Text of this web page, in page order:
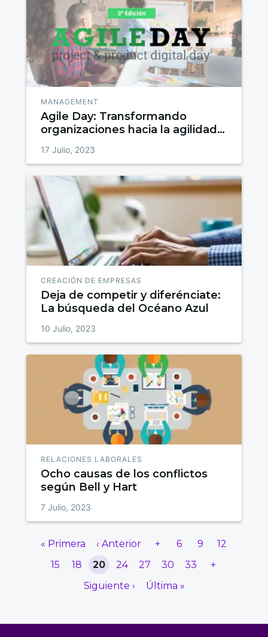
MANAGEMENT
Agile Day: Transformando
organizaciones hacia la agilidad
17 Julio, 2023
CREACIÓN DE EMPRESAS
Deja de competir y diferénciate:
La búsqueda del Océano Azul
10 Julio, 2023
RELACIONES LABORALES
Ocho causas de los conflictos
según Bell y Hart
7 Julio, 2023
« Primera ‹ Anterior + 6 9
12
15
18 20 24 27 30 33
+
Siguiente ›
Última »